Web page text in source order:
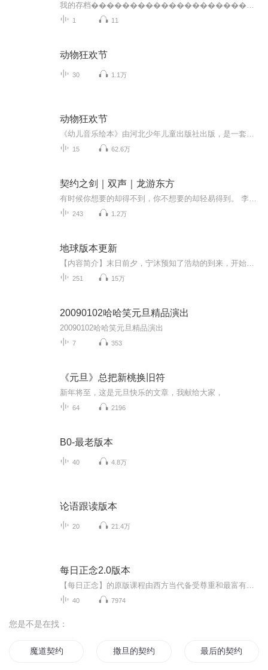
1 11
动物狂欢节
30 1.1万
动物狂欢节
15 62.6万
契约之剑｜双声｜龙游东方
243 1.2万
地球版本更新
251 15万
20090102哈哈笑元旦精品演出
20090102哈哈笑元旦精品演出
7 353
《元旦》总把新桃换旧符
新年将至，这是元旦快乐的文章，我献给大家，
64 2196
B0-最老版本
40 4.8万
论语跟读版本
20 21.4万
每日正念2.0版本
40 7974
您是不是在找：
魔道契约 撒旦的契约 最后的契约